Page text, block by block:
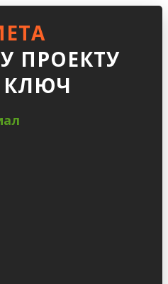
ПРОЕКТУ